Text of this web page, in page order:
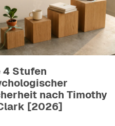
4 Stufen
nach Timothy
[2026]